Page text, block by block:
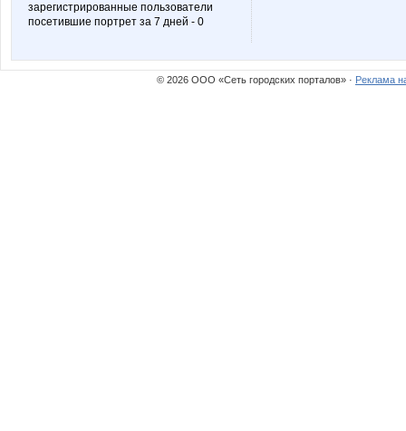
зарегистрированные пользователи
посетившие портрет за 7 дней - 0
© 2026 ООО «Сеть городских порталов» · Реклама